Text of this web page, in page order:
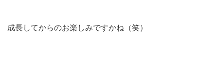
成長してからのお楽しみですかね（笑）